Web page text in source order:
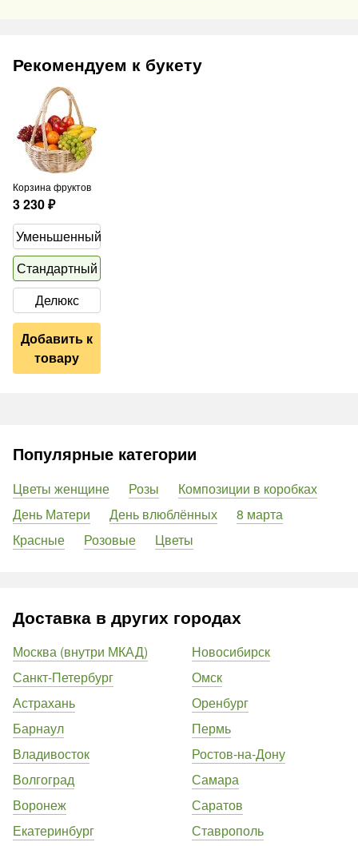
Рекомендуем к букету
Корзина фруктов
3 230₽
Уменьшенный
Стандартный
Делюкс
Добавить к
товару
Популярные категории
Цветы женщине Розы
Композиции в коробках
День Матери
День влюблённых
8 марта
Красные
Розовые Цветы
Доставка в других городах
Москва (внутри МКАД)
Санкт-Петербург
Астрахань
Барнаул
Владивосток
Волгоград
Воронеж
Екатеринбург
Новосибирск
Омск
Оренбург
Пермь
Ростов-на-Дону
Самара
Саратов
Ставрополь